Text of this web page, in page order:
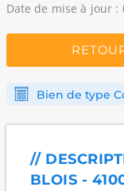
Date de mise à jour :
Bien de type
//
BLOIS -